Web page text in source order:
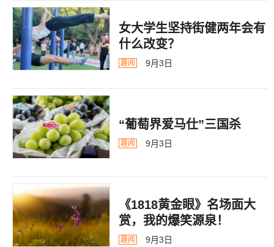
女大学生坚持街健两年会有
什么改变？
趣闻 9月3日
“葡萄界爱马仕”三国杀
趣闻 9月3日
《1818黄金眼》名场面大
赏，我的爆笑源泉！
趣闻 9月3日